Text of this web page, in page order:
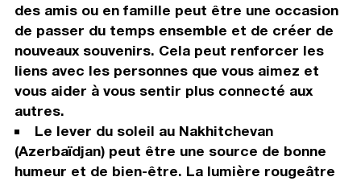
des amis ou en famille peut être une occasion
de passer du temps ensemble et de créer de
nouveaux souvenirs. Cela peut renforcer les
liens avec les personnes que vous aimez et
vous aider à vous sentir plus connecté aux
autres.
Le lever du soleil au Nakhitchevan
(Azerbaïdjan) peut être une source de bonne
humeur et de bien-être. La lumière rougeâtre